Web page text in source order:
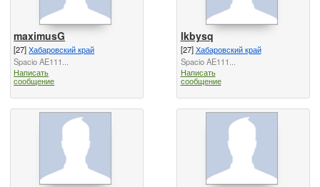
maximusG
[27]Хабаровский край
Spacio AE111...
Написать
сообщение
lkbysq
[27]Хабаровский край
Spacio AE111...
Написать
сообщение